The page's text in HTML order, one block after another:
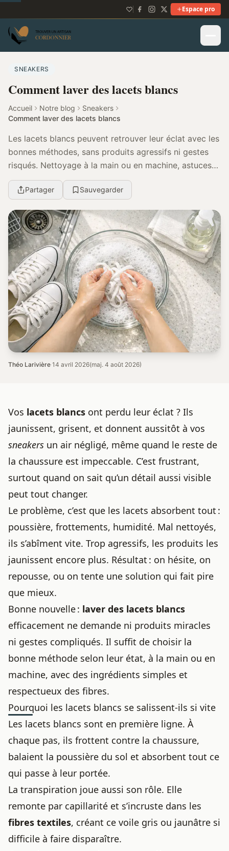
Espace pro
SNEAKERS
Comment laver des lacets blancs
Accueil Notre blog
Sneakers
Comment laver des lacets blancs
Les lacets blancs peuvent retrouver leur éclat avec les
bonnes méthodes, sans produits agressifs ni gestes
risqués. Nettoyage à la main ou en machine, astuces
simples et entretien durable…
Partager Sauvegarder
Théo Larivière·14 avril 2026(maj. 4 août 2026)
Vos lacets blancs ont perdu leur éclat ? Ils
jaunissent, grisent, et donnent aussitôt à vos
sneakers un air négligé, même quand le reste de
la chaussure est impeccable. C’est frustrant,
surtout quand on sait qu’un détail aussi visible
peut tout changer.
Le problème, c’est que les lacets absorbent tout :
poussière, frottements, humidité. Mal nettoyés,
ils s’abîment vite. Trop agressifs, les produits les
jaunissent encore plus. Résultat : on hésite, on
repousse, ou on tente une solution qui fait pire
que mieux.
Bonne nouvelle : laver des lacets blancs
efficacement ne demande ni produits miracles
ni gestes compliqués. Il suffit de choisir la
bonne méthode selon leur état, à la main ou en
machine, avec des ingrédients simples et
respectueux des fibres.
Pourquoi les lacets blancs se salissent-ils si vite
Les lacets blancs sont en première ligne. À
chaque pas, ils frottent contre la chaussure,
balaient la poussière du sol et absorbent tout ce
qui passe à leur portée.
La transpiration joue aussi son rôle. Elle
remonte par capillarité et s’incruste dans les
fibres textiles, créant ce voile gris ou jaunâtre si
difficile à faire disparaître.